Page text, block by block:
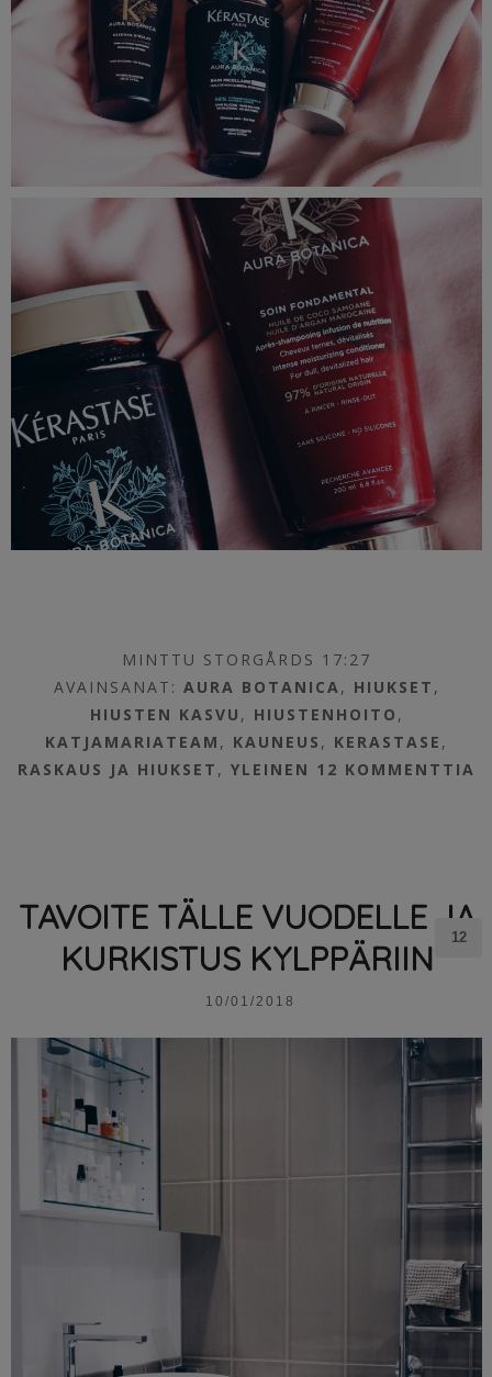
MINTTU STORGÅRDS 17:27
AVAINSANAT: AURA BOTANICA, HIUKSET ,
HIUSTEN KASVU , HIUSTENHOITO ,
KATJAMARIATEAM , KAUNEUS , KERASTASE ,
RASKAUS JA HIUKSET ,YLEINEN 12 KOMMENTTIA
TAVOITE TÄLLE VUODELLE JA
KURKISTUS KYLPPÄRIIN
10/01/2018
12